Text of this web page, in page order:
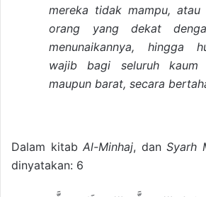
mereka tidak mampu,
orang yang dekat
menunaikannya, hingga
wajib bagi seluruh
maupun barat, secara
Dalam kitab Al-Minhaj, dan Syarh
dinyatakan: 6